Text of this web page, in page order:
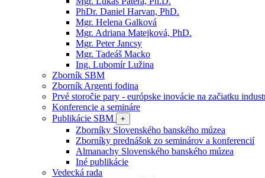
PhDr. Daniel Harvan, PhD.
Mgr. Helena Galková
Mgr. Adriana Matejková, PhD.
Mgr. Peter Jancsy
Mgr. Tadeáš Macko
Ing. Lubomír Lužina
Zborník SBM
Zborník Argenti fodina
Prvé storočie pary - európske inovácie na začiatku
Konferencie a semináre
Publikácie SBM
+
Zborníky Slovenského banského múzea
Zborníky prednášok zo seminárov a konferencií
Almanachy Slovenského banského múzea
Iné publikácie
Vedecká rada